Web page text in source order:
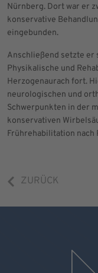
Nürnberg. Dort war er
konservative
eingebunden.
Anschließend setzte er
Physikalische und
Herzogenaurach fort.
neurologischen und
Schwerpunkten in der
konservativen
Frührehabilitation nach
ZURÜCK